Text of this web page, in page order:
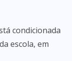
condicionada
escola, em